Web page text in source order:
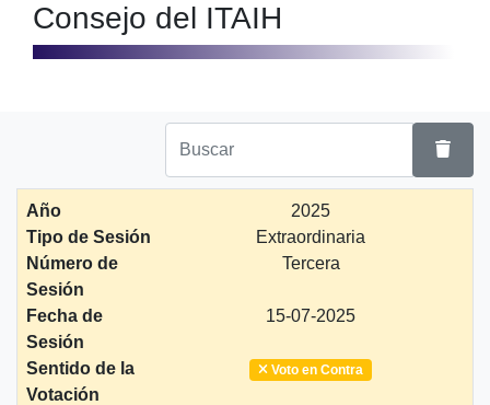
Consejo del ITAIH
Año
2025
Tipo de Sesión
Extraordinaria
Número de
Sesión
Tercera
Fecha de
Sesión
15-07-2025
Sentido de la
Votación
Voto en Contra